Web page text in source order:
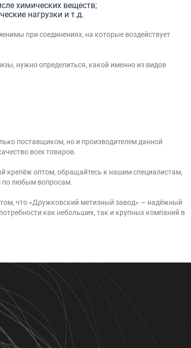
химических веществ;
нагрузки и т.д.
при соединениях, на которые воздействует
нужно определиться, какой именно из видов
поставщиком, но и производителем данной
всех товаров.
крепёж оптом, обращайтесь к нашим специалистам,
по любым вопросам.
что «Дружковский метизный завод» — надёжный
как небольших, так и крупных компаний в